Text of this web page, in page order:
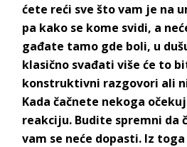
ćete reći sve što vam je na
pa kako se kome svidi, a
gađate tamo gde boli, u
klasično svađati više će to
konstruktivni razgovori ali
Kada čačnete nekoga
reakciju. Budite spremni da
vam se neće dopasti. Iz